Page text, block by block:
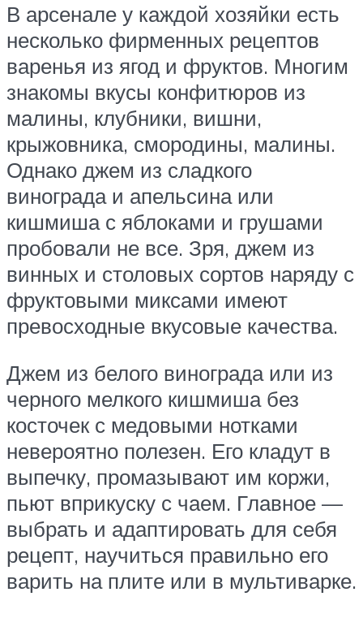
В арсенале у каждой хозяйки есть
несколько фирменных рецептов
варенья из ягод и фруктов. Многим
знакомы вкусы конфитюров из
малины, клубники, вишни,
крыжовника, смородины, малины.
Однако джем из сладкого
винограда и апельсина или
кишмиша с яблоками и грушами
пробовали не все. Зря, джем из
винных и столовых сортов наряду с
фруктовыми миксами имеют
превосходные вкусовые качества.
Джем из белого винограда или из
черного мелкого кишмиша без
косточек с медовыми нотками
невероятно полезен. Его кладут в
выпечку, промазывают им коржи,
пьют вприкуску с чаем. Главное —
выбрать и адаптировать для себя
рецепт, научиться правильно его
варить на плите или в мультиварке.